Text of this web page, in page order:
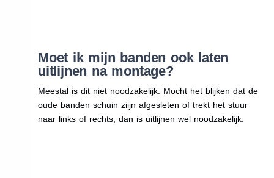
Moet ik mijn banden ook laten
uitlijnen na montage?
Meestal is dit niet noodzakelijk. Mocht het blijken dat de
oude banden schuin ziijn afgesleten of trekt het stuur
naar links of rechts, dan is uitlijnen wel noodzakelijk.